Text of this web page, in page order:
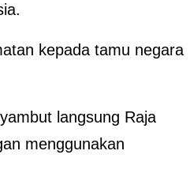
kepada tamu negara
langsung Raja
menggunakan